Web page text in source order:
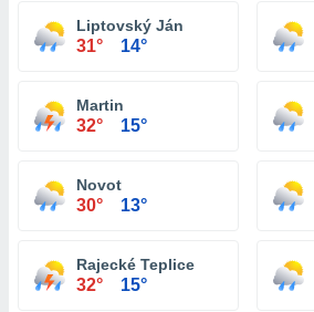
Liptovský Ján
31° 14°
Martin
32° 15°
Novot
30° 13°
Rajecké Teplice
32° 15°